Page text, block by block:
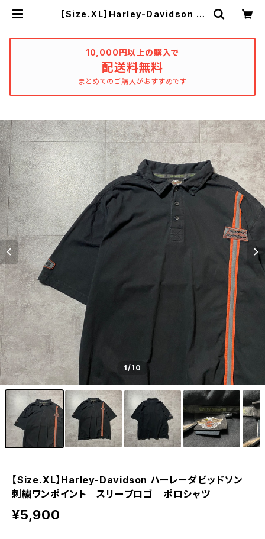
【Size.XL】Harley-Davidson ハ
d_clothing_katharsis
10,000円以上の購入で
配送料無料
まとめてのご購入がおすすめです
1/10
【Size.XL】Harley-Davidson ハーレーダビッドソン
刺繍ワンポイント スリーブロゴ ポロシャツ
¥5,900